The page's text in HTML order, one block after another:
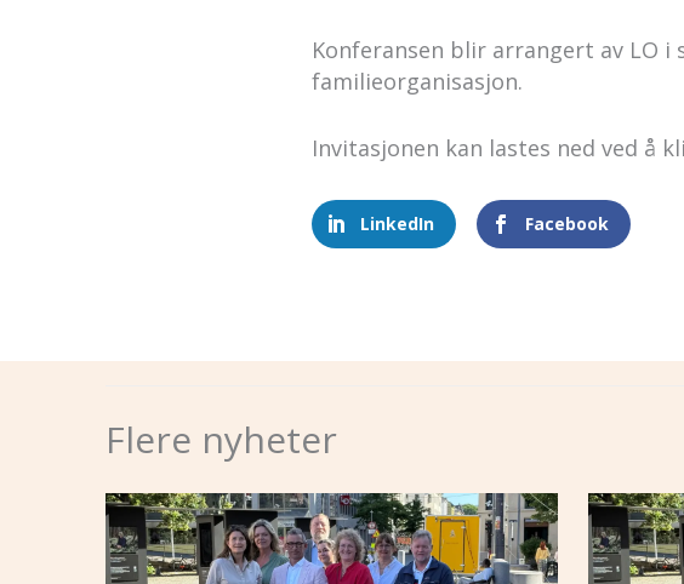
Konferansen blir arrangert av LO i
familieorganisasjon.
Invitasjonen kan lastes ned ved å
LinkedIn Facebook
Flere nyheter